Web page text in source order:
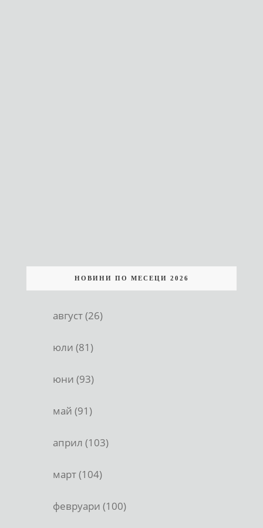
НОВИНИ ПО МЕСЕЦИ 2026
август (26)
юли (81)
юни (93)
май (91)
април (103)
март (104)
февруари (100)